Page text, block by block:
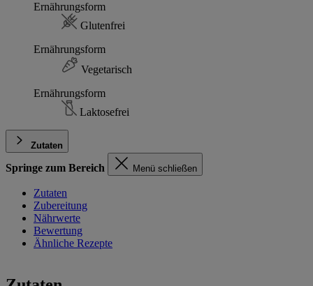
Ernährungsform
Glutenfrei
Ernährungsform
Vegetarisch
Ernährungsform
Laktosefrei
Zutaten
Springe zum Bereich Menü schließen
Zutaten
Zubereitung
Nährwerte
Bewertung
Ähnliche Rezepte